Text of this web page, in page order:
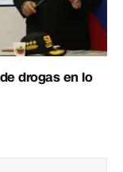
drogas en lo